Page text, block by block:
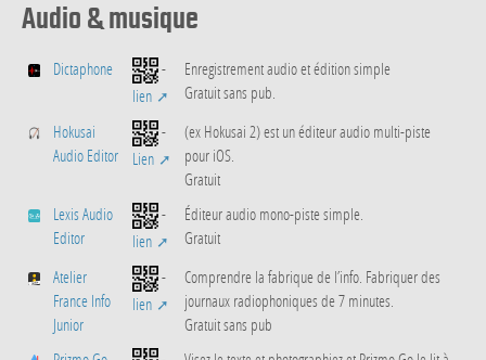
Audio & musique
Dictaphone
-
lien
Enregistrement audio et édition simple
Gratuit sans pub.
Hokusai
Audio Editor
-
Lien
(ex Hokusai 2) est un éditeur audio multi-piste
pour iOS.
Gratuit
Lexis Audio
Editor
-
lien
Éditeur audio mono-piste simple.
Gratuit
Atelier
France Info
Junior
-
lien
Comprendre la fabrique de l’info. Fabriquer des
journaux radiophoniques de 7 minutes.
Gratuit sans pub